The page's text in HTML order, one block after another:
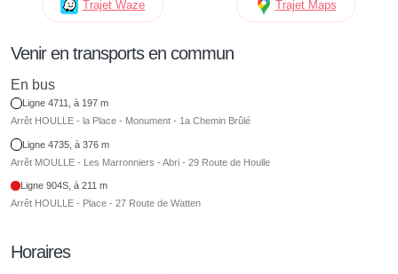
Trajet Waze Trajet Maps
Venir en transports en commun
En bus
Ligne 4711, à 197 m
Arrêt HOULLE - la Place - Monument - 1a Chemin Brûlé
Ligne 4735, à 376 m
Arrêt MOULLE - Les Marronniers - Abri - 29 Route de Houlle
Ligne 904S, à 211 m
Arrêt HOULLE - Place - 27 Route de Watten
Horaires